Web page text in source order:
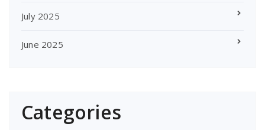
July 2025
June 2025
Categories